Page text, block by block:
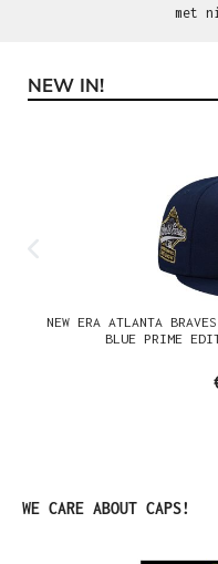
met
Productgalerij overslaan
NEW IN!
NEW ERA ATLANTA
BLUE PRIME
Productgalerij overslaan
WE CARE ABOUT CAPS!